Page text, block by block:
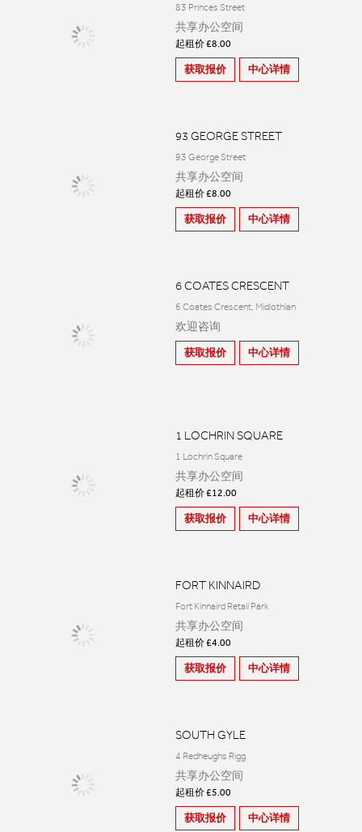
83 Princes Street
共享办公空间
起租价 £8.00
获取报价 中心详情
93 GEORGE STREET
93 George Street
共享办公空间
起租价 £8.00
获取报价 中心详情
6 COATES CRESCENT
6 Coates Crescent, Midlothian
欢迎咨询
获取报价 中心详情
1 LOCHRIN SQUARE
1 Lochrin Square
共享办公空间
起租价 £12.00
获取报价 中心详情
FORT KINNAIRD
Fort Kinnaird Retail Park
共享办公空间
起租价 £4.00
获取报价 中心详情
SOUTH GYLE
4 Redheughs Rigg
共享办公空间
起租价 £5.00
获取报价 中心详情